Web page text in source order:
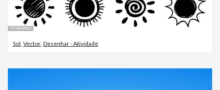
Sol Vector Desenhar - Atividade